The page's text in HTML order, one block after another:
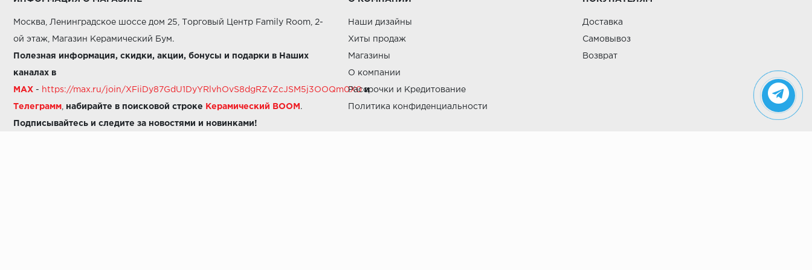
Москва, Ленинградское шоссе дом 25, Торговый Центр Family Room, 2-
ой этаж, Магазин Керамический Бум.
Полезная информация, скидки, акции, бонусы и подарки в Наших
каналах в
MAX - https://max.ru/join/XFiiDy87GdU1DyYRlvhOvS8dgRZvZcJSM5j3OOQm0X0 и
Телеграмм набирайте в поисковой строке Керамический BOOM .
Подписывайтесь и следите за новостями и новинками!
Наши дизайны
Хиты продаж
Магазины
О компании
Рассрочки и Кредитование
Политика конфиденциальности
Доставка
Самовывоз
Возврат